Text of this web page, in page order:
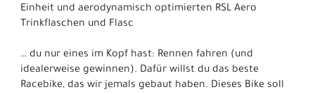
Einheit und aerodynamisch optimierten RSL Aero
Trinkflaschen und Flasc
… du nur eines im Kopf hast: Rennen fahren (und
idealerweise gewinnen). Dafür willst du das beste
Racebike, das wir jemals gebaut haben. Dieses Bike soll